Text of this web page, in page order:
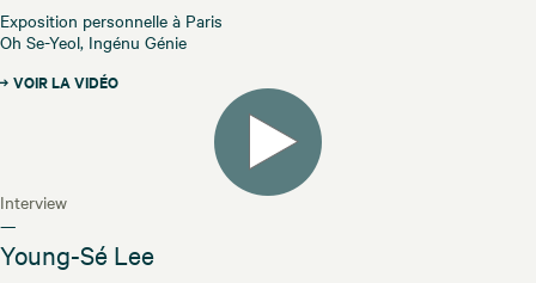
Exposition personnelle à Paris
Oh Se-Yeol, Ingénu Génie
VOIR LA VIDÉO
Interview
—
Young-Sé Lee